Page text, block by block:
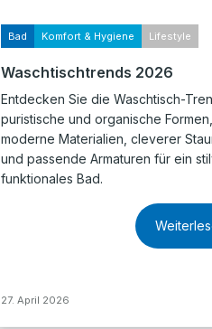
Bad Komfort & Hygiene Lifestyle
Waschtischtrends 2026
Entdecken Sie die Waschtisch-
puristische und organische Formen,
moderne Materialien, cleverer
und passende Armaturen für ein
funktionales Bad.
27. April 2026